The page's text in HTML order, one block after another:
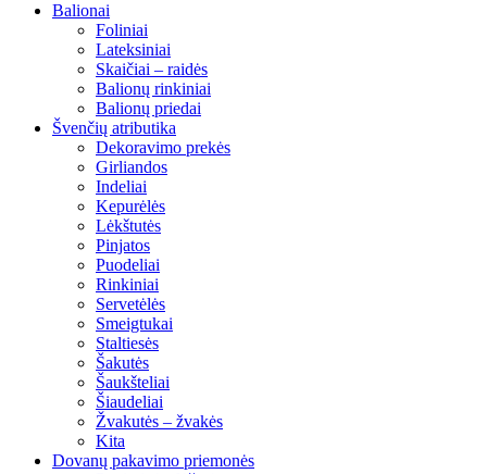
Balionai
Foliniai
Lateksiniai
Skaičiai – raidės
Balionų rinkiniai
Balionų priedai
Švenčių atributika
Dekoravimo prekės
Girliandos
Indeliai
Kepurėlės
Lėkštutės
Pinjatos
Puodeliai
Rinkiniai
Servetėlės
Smeigtukai
Staltiesės
Šakutės
Šaukšteliai
Šiaudeliai
Žvakutės – žvakės
Kita
Dovanų pakavimo priemonės